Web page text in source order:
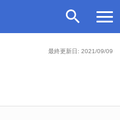
最終更新日: 2021/09/09